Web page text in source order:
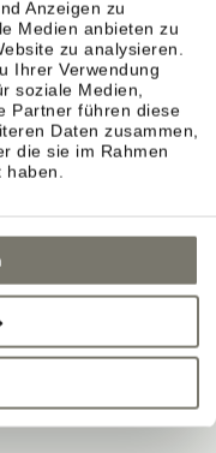
Anzeigen zu
Medien anbieten zu
zu analysieren.
Ihrer Verwendung
soziale Medien,
Partner führen diese
Daten zusammen,
die sie im Rahmen
haben.